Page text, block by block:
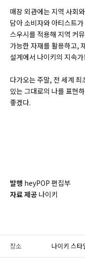
매장 외관에는 지역 사회
담아 소비자와 아티스트
스우시를 적용해 지역 커
가능한 자재를 활용하고,
설계에서 나이키의 지속
다가오는 주말, 전 세계
있는 그대로의 나를 표현
좋겠다.
발행 heyPOP 편집부
자료 제공 나이키
장소 나이키 스타